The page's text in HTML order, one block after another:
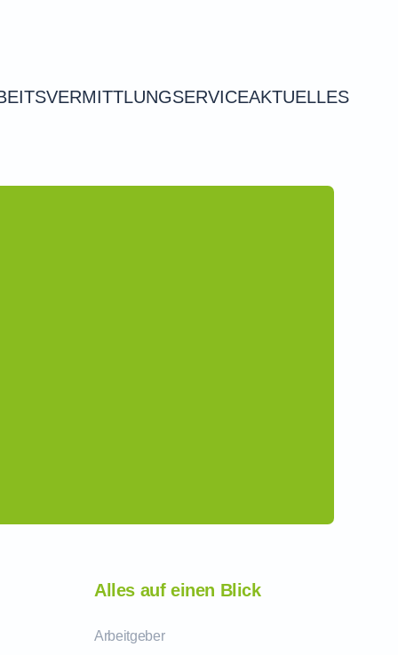
SERVICEAKTUELLES
Alles auf einen Blick
Arbeitgeber